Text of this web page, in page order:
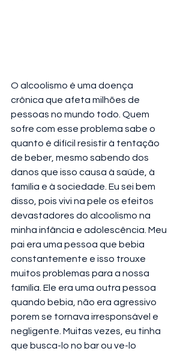
O alcoolismo é uma doença
crônica que afeta milhões de
pessoas no mundo todo. Quem
sofre com esse problema sabe o
quanto é difícil resistir à tentação
de beber, mesmo sabendo dos
danos que isso causa à saúde, à
família e à sociedade. Eu sei bem
disso, pois vivi na pele os efeitos
devastadores do alcoolismo na
minha infância e adolescência. Meu
pai era uma pessoa que bebia
constantemente e isso trouxe
muitos problemas para a nossa
família. Ele era uma outra pessoa
quando bebia, não era agressivo
porem se tornava irresponsável e
negligente. Muitas vezes, eu tinha
que busca-lo no bar ou ve-lo